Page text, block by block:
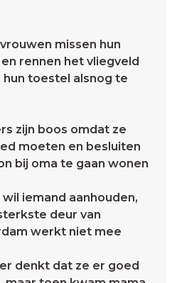
missen hun
rennen het vliegveld
hun toestel alsnog te
zijn boos omdat ze
moeten en besluiten
bij oma te gaan wonen
iemand aanhouden,
deur van
werkt niet mee
denkt dat ze er goed